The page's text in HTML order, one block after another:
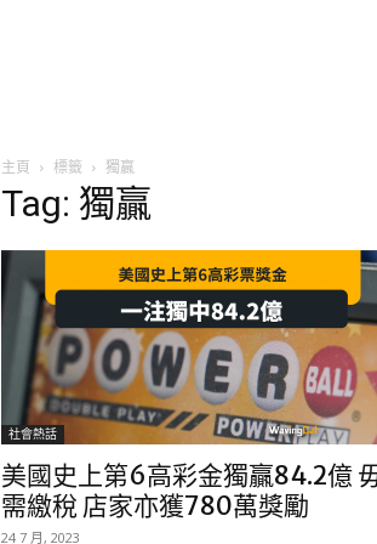
主頁 標籤 獨贏
Tag: 獨贏
社會熱話
美國史上第6高彩金獨贏84.2億
需繳稅 店家亦獲780萬獎勵
24 7 月, 2023